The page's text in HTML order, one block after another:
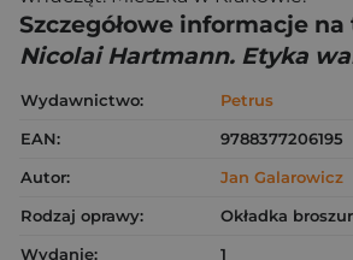
Szczegółowe informacje
Nicolai Hartmann. Etyka
Wydawnictwo:
Petrus
EAN:
9788377206195
Autor:
Jan Galarowicz
Rodzaj oprawy:
Okładka
Wydanie:
1